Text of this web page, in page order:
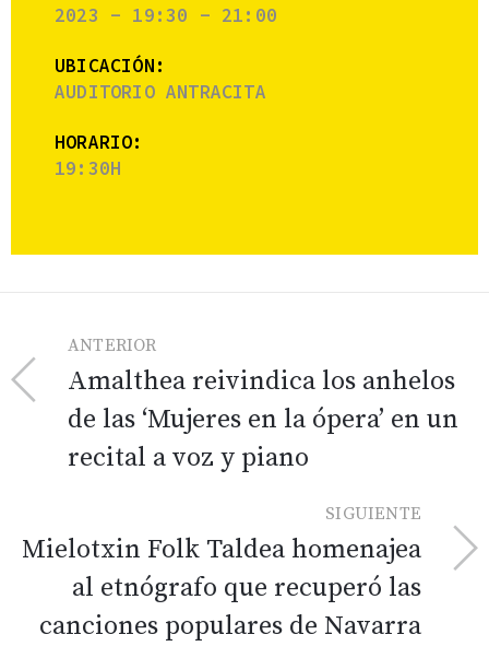
2023 - 19:30 - 21:00
UBICACIÓN:
AUDITORIO ANTRACITA
HORARIO:
19:30H
ANTERIOR
Amalthea reivindica los anhelos
de las ‘Mujeres en la ópera’ en un
recital a voz y piano
SIGUIENTE
Mielotxin Folk Taldea homenajea
al etnógrafo que recuperó las
canciones populares de Navarra